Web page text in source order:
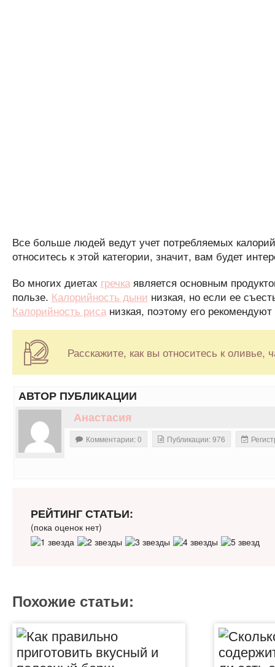
Все больше людей ведут учет потребляемых
относитесь к этой категории, значит, вам будет
Во многих диетах гречкаявляется основным
пользе. Калорийность дыни низкая, но если ее
Калорийность рисанизкая, поэтому его
Расскажите, как вы относитесь к
АВТОР ПУБЛИКАЦИИ
Анастасия
Комментарии: 0 Публикации: 976
РЕЙТИНГ СТАТЬИ:
(пока оценок нет)
Похожие статьи: